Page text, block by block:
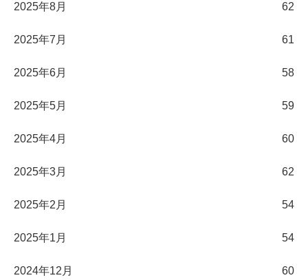
2025年8月 62
2025年7月 61
2025年6月 58
2025年5月 59
2025年4月 60
2025年3月 62
2025年2月 54
2025年1月 54
2024年12月 60